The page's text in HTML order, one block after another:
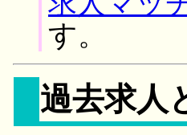
す。
過去求人